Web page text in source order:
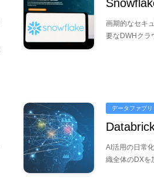
画期的なセキ
要なDWHクラ
データファブリ
AI活用の日常
織全体のDXを